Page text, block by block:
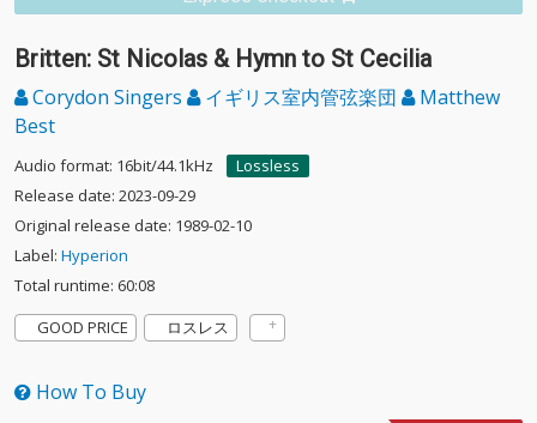
Britten: St Nicolas & Hymn to St Cecilia
Corydon Singers イギリス室内管弦楽団
Matthew
Best
Audio format: 16bit/44.1kHz
Lossless
Release date: 2023-09-29
Original release date: 1989-02-10
Label: Hyperion
Total runtime: 60:08
GOOD PRICE
ロスレス
How To Buy